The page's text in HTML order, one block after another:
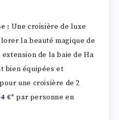
: Une croisière de luxe
la beauté magique de
de la baie de Ha
bien équipées et
une croisière de 2
€* par personne en